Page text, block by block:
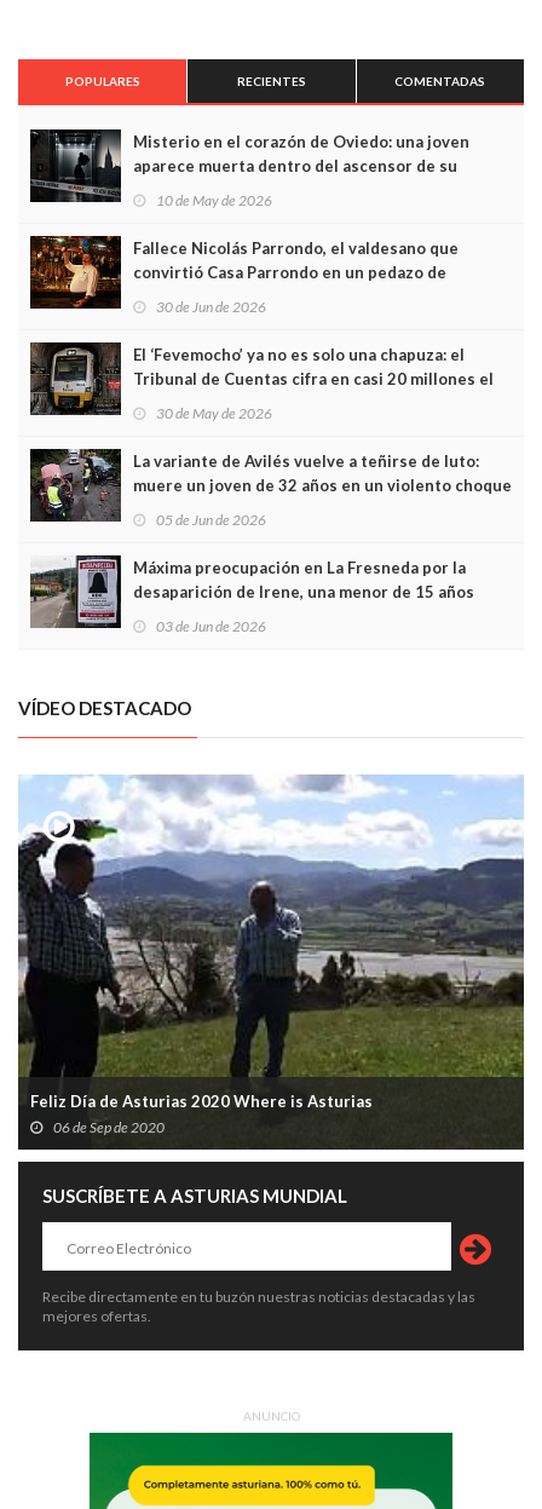
POPULARES RECIENTES COMENTADAS
Misterio en el corazón de Oviedo: una joven
aparece muerta dentro del ascensor de su
edificio y las cámaras captan sus últimos minutos
10 de May de 2026
Fallece Nicolás Parrondo, el valdesano que
convirtió Casa Parrondo en un pedazo de
Asturias en Madrid
30 de Jun de 2026
El ‘Fevemocho’ ya no es solo una chapuza: el
Tribunal de Cuentas cifra en casi 20 millones el
sobrecoste de los trenes que no cabían por los
30 de May de 2026
La variante de Avilés vuelve a teñirse de luto:
muere un joven de 32 años en un violento choque
frontal
05 de Jun de 2026
Máxima preocupación en La Fresneda por la
desaparición de Irene, una menor de 15 años
03 de Jun de 2026
VÍDEO DESTACADO
Feliz Día de Asturias 2020 Where is Asturias
06 de Sep de 2020
SUSCRÍBETE A ASTURIAS MUNDIAL
Recibe directamente en tu buzón nuestras noticias destacadas y las
mejores ofertas.
ANUNCIO